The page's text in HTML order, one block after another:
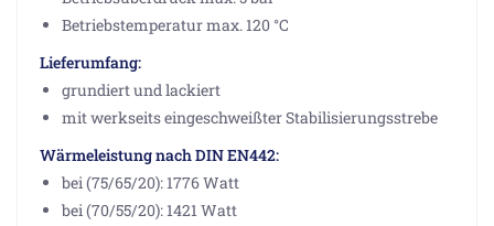
Betriebstemperatur max. 120 °C
Lieferumfang:
grundiert und lackiert
mit werkseits eingeschweißter Stabilisierungsstrebe
Wärmeleistung nach DIN EN442:
bei (75/65/20): 1776 Watt
bei (70/55/20): 1421 Watt